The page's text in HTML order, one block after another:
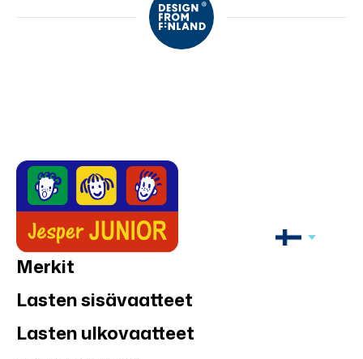
Merkit
Lasten sisävaatteet
Lasten ulkovaatteet